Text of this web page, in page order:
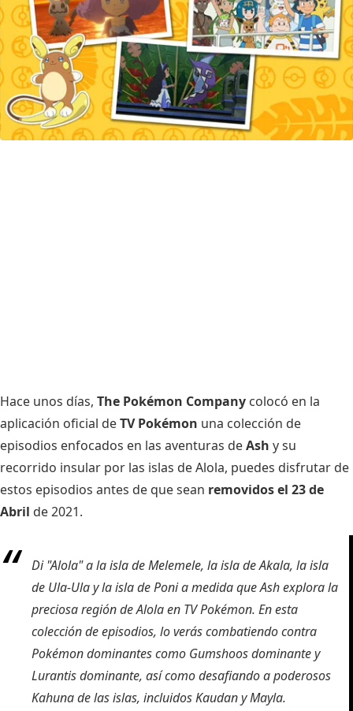
Hace unos días, The Pokémon Company colocó en la
aplicación oficial deTV Pokémon una colección de
episodios enfocados en las aventuras deAsh y su
recorrido insular por las islas de Alola, puedes disfrutar de
estos episodios antes de que sean removidos el 23 de
Abril de 2021.
Di "Alola" a la isla de Melemele, la isla de Akala, la isla
de Ula-Ula y la isla de Poni a medida que Ash explora la
preciosa región de Alola en TV Pokémon. En esta
colección de episodios, lo verás combatiendo contra
Pokémon dominantes como Gumshoos dominante y
Lurantis dominante, así como desafiando a poderosos
Kahuna de las islas, incluidos Kaudan y Mayla.